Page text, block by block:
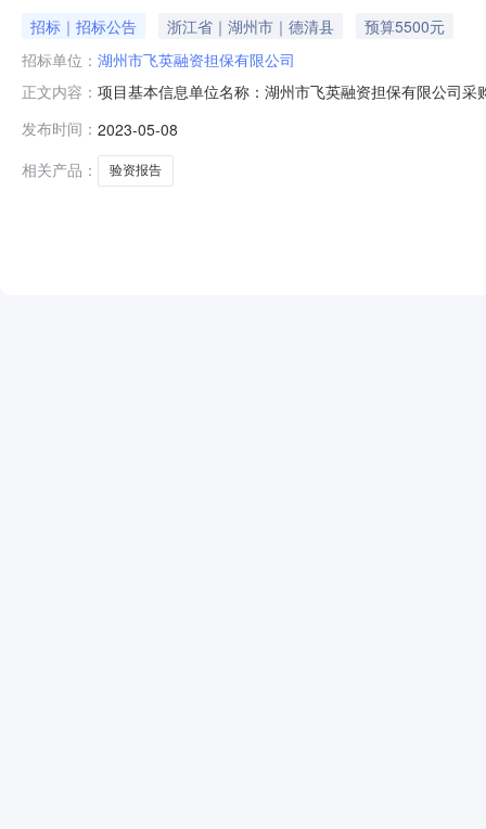
招标｜招标公告 浙江省｜湖州市｜德清县
预算5500元
招标单位： 湖州市飞英融资担保有限公司
正文内容： 项目基本信息单位名称：湖州市飞英融资担保有限公司
发布时间： 2023-05-08
相关产品：
验资报告